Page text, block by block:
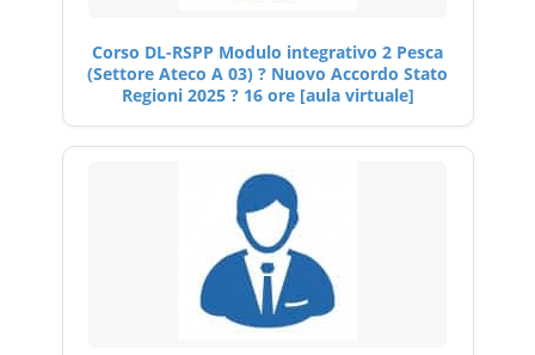
Corso DL-RSPP Modulo integrativo 2 Pesca
(Settore Ateco A 03) ? Nuovo Accordo Stato
Regioni 2025 ? 16 ore [aula virtuale]